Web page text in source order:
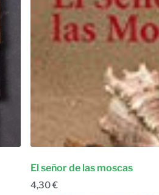
El señor de las moscas
4,30€